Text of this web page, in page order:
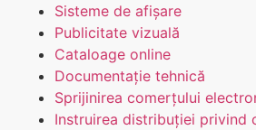
Sisteme de afișare
Publicitate vizuală
Cataloage online
Documentație tehnică
Sprijinirea comerțului
Instruirea distribuției privind